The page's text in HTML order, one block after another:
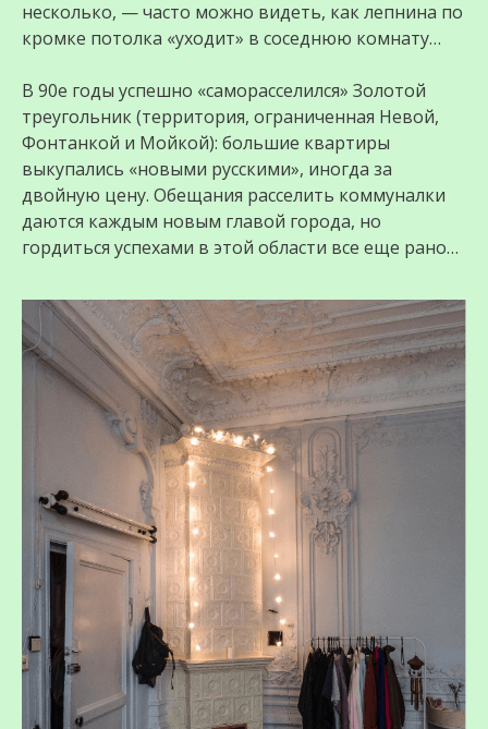
несколько, — часто можно видеть, как лепнина по
кромке потолка «уходит» в соседнюю комнату…
В 90е годы успешно «саморасселился» Золотой
треугольник (территория, ограниченная Невой,
Фонтанкой и Мойкой): большие квартиры
выкупались «новыми русскими», иногда за
двойную цену. Обещания расселить коммуналки
даются каждым новым главой города, но
гордиться успехами в этой области все еще рано…